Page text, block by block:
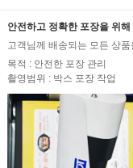
안전하고 정확한 포장을 위
고객님께 배송되는 모든 상
목적 : 안전한 포장 관리
촬영범위 : 박스 포장 작업